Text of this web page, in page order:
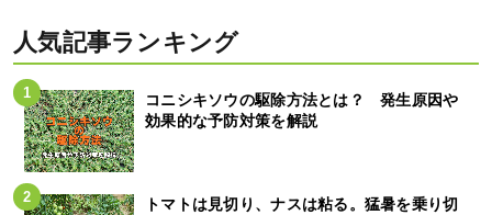
人気記事ランキング
コニシキソウの駆除方法とは？ 発生原因や
効果的な予防対策を解説
トマトは見切り、ナスは粘る。猛暑を乗り切